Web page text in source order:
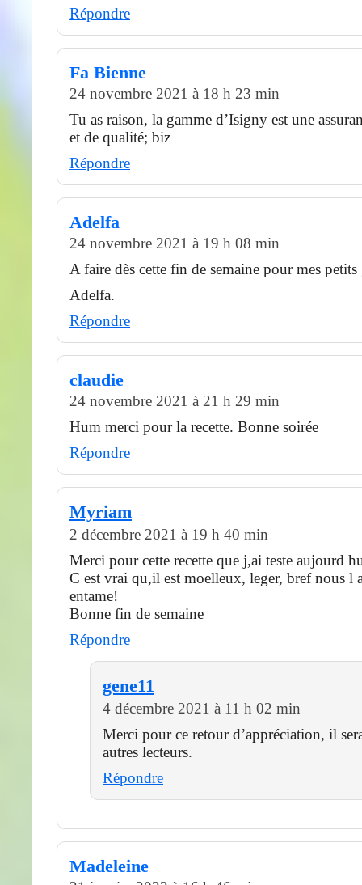
Répondre
Fa Bienne
24 novembre 2021 à 18 h 23 min
Tu as raison, la gamme d’Isigny est une
et de qualité; biz
Répondre
Adelfa
24 novembre 2021 à 19 h 08 min
A faire dès cette fin de semaine pour mes
Adelfa.
Répondre
claudie
24 novembre 2021 à 21 h 29 min
Hum merci pour la recette. Bonne soirée
Répondre
Myriam
2 décembre 2021 à 19 h 40 min
Merci pour cette recette que j,ai teste aujourd
C est vrai qu,il est moelleux, leger, bref nous l
entame!
Bonne fin de semaine
Répondre
gene11
4 décembre 2021 à 11 h 02 min
Merci pour ce retour d’appréciation, il
autres lecteurs.
Répondre
Madeleine